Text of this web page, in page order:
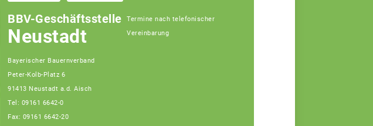
BBV-Geschäftsstelle
Neustadt
Bayerischer Bauernverband
Peter-Kolb-Platz 6
91413 Neustadt a.d. Aisch
Tel: 09161 6642-0
Fax: 09161 6642-20
Termine nach telefonischer
Vereinbarung